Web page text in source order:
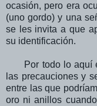
ocasión, pero era
(uno gordo) y una
se les invita a que
su identificación.
Por todo lo aquí
las precauciones y
entre las que
oro ni anillos